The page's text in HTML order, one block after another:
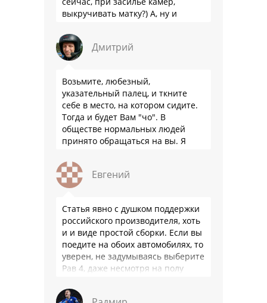
выкручивать матку?) А, ну и
забываем.
Дмитрий
Возьмите, любезный,
указательный палец, и ткните
себе в место, на котором сидите.
Тогда и будет Вам "чо". В
обществе нормальных людей
принято обращаться на вы. Я
Евгений
Статья явно с душком поддержки
российского производителя, хоть
и и виде простой сборки. Если вы
поедите на обоих автомобилях, то
уверен, не задумываясь выберите
Рав 4, даже несмотря на полу